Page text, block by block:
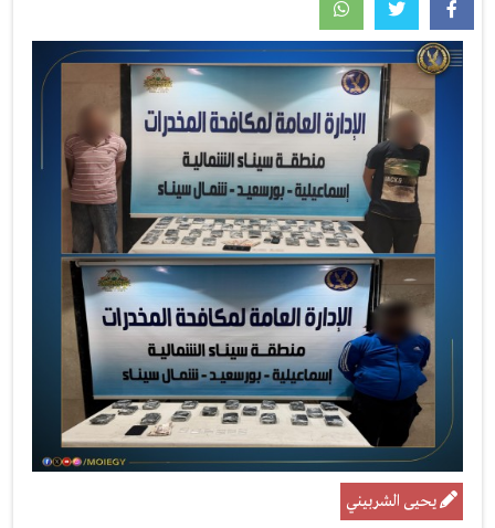
يحيى الشربيني